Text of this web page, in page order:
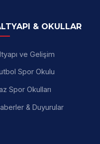
& OKULLAR
ve Gelişim
Spor Okulu
Spor Okulları
& Duyurular